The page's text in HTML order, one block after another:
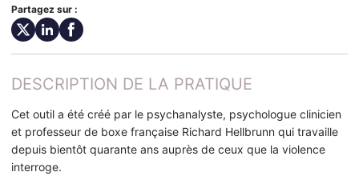
Partagez sur :
DESCRIPTION DE LA PRATIQUE
Cet outil a été créé par le psychanalyste, psychologue clinicien
et professeur de boxe française Richard Hellbrunn qui travaille
depuis bientôt quarante ans auprès de ceux que la violence
interroge.